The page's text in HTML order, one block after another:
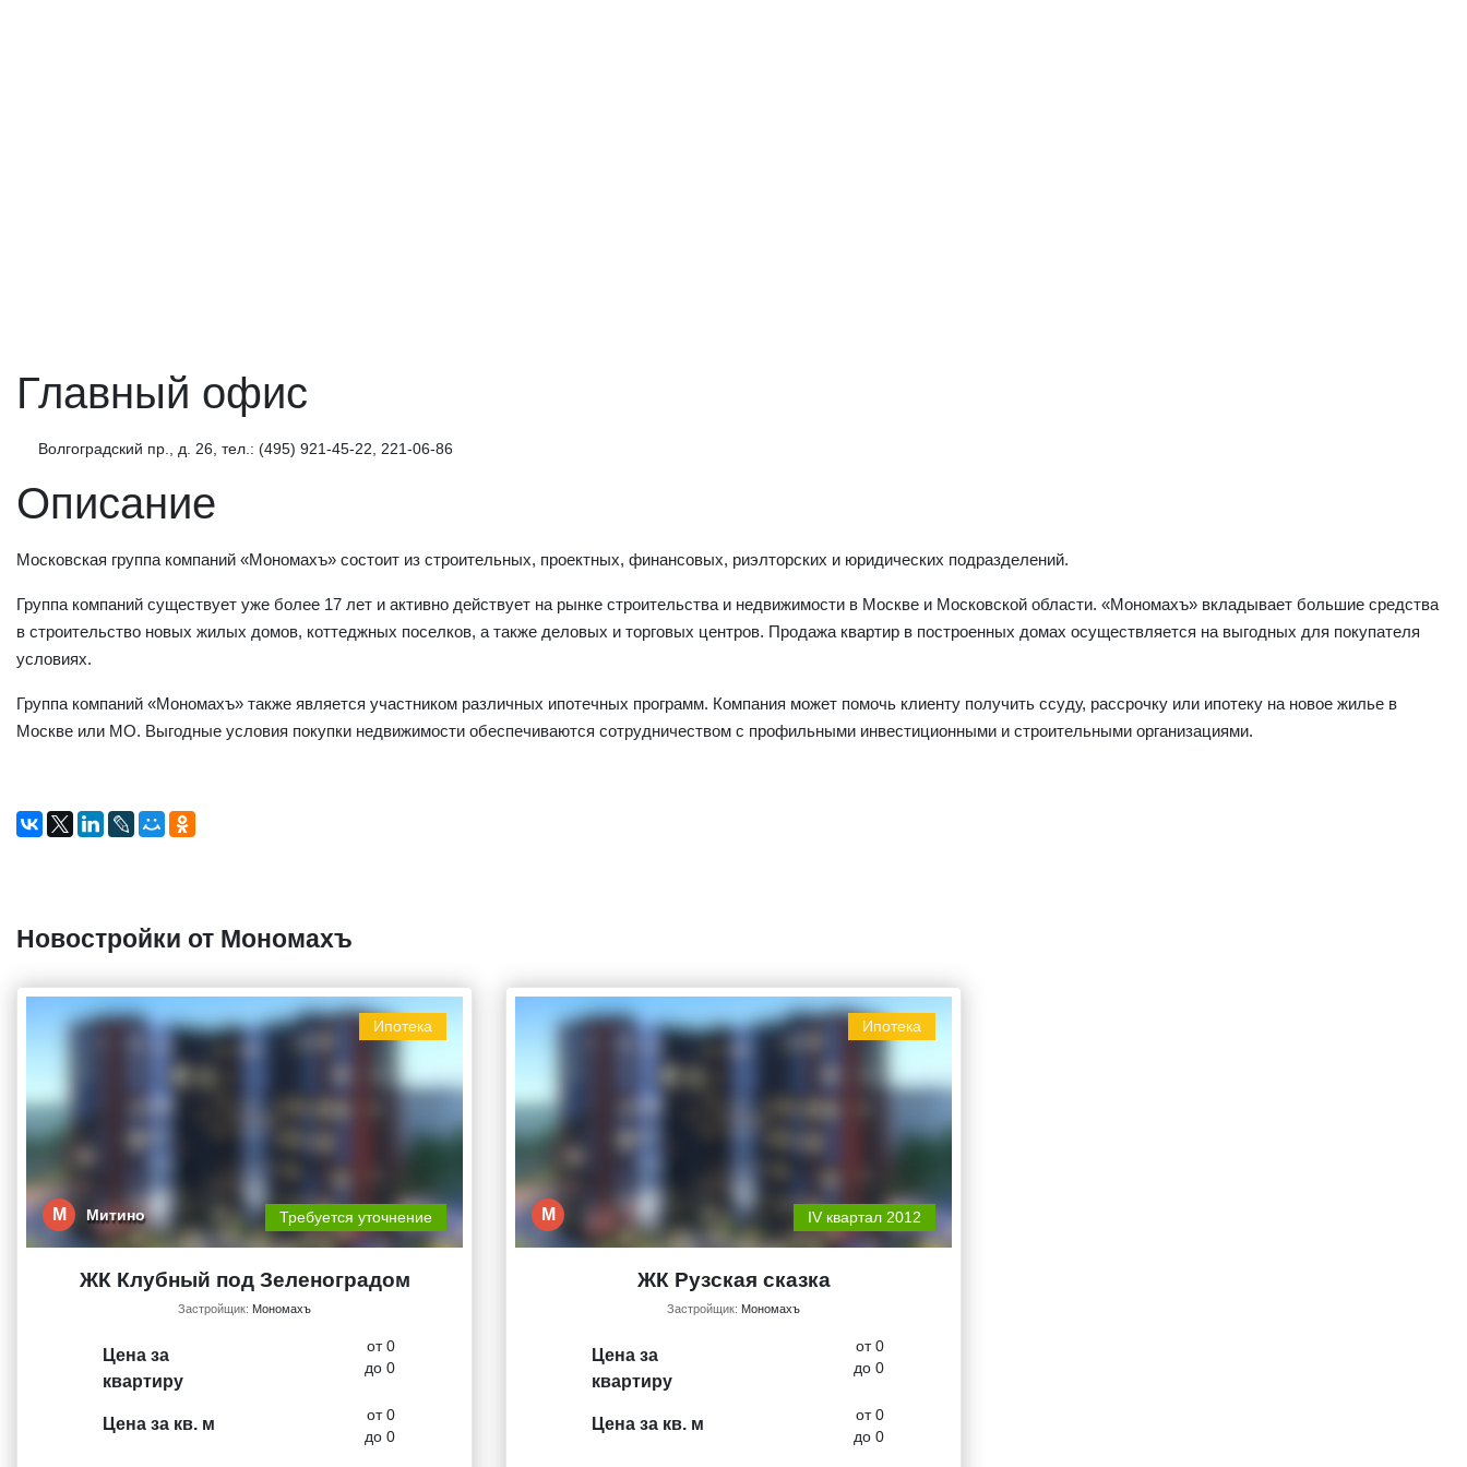
Главный офис
Волгоградский пр., д. 26, тел.: (495) 921-45-22, 221-06-86
Описание
Московская группа компаний «Мономахъ» состоит из строительных, проектных, финансовых, риэлторских и юридических подразделений.
Группа компаний существует уже более 17 лет и активно действует на рынке строительства и недвижимости в Москве и Московской области. «Мономахъ» вкладывает большие средства
в строительство новых жилых домов, коттеджных поселков, а также деловых и торговых центров. Продажа квартир в построенных домах осуществляется на выгодных для покупателя
условиях.
Группа компаний «Мономахъ» также является участником различных ипотечных программ. Компания может помочь клиенту получить ссуду, рассрочку или ипотеку на новое жилье в
Москве или МО. Выгодные условия покупки недвижимости обеспечиваются сотрудничеством с профильными инвестиционными и строительными организациями.
Новостройки от Мономахъ
Ипотека
М Митино Требуется уточнение
ЖК Клубный под Зеленоградом
Застройщик: Мономахъ
Цена за
квартиру
от 0
до 0
Цена за кв. м
от 0
до 0
Ипотека
М IV квартал 2012
ЖК Рузская сказка
Застройщик: Мономахъ
Цена за
квартиру
от 0
до 0
Цена за кв. м
от 0
до 0